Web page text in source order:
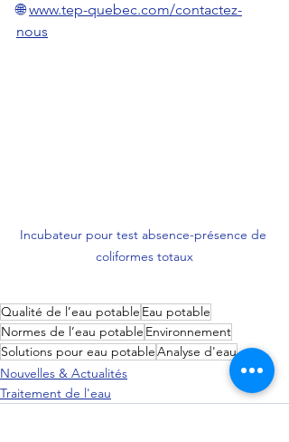
🌐 www.tep-quebec.com/contactez-
nous
Incubateur pour test absence-présence de
coliformes totaux
Qualité de l’eau potable Eau potable
Normes de l’eau potable Environnement
Solutions pour eau potableAnalyse d'eau
Nouvelles & Actualités
Traitement de l'eau